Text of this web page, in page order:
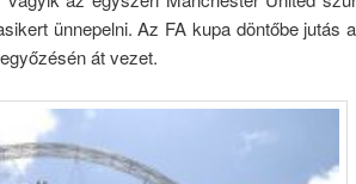
ünnepelni. Az FA kupa döntőbe jutás
át vezet.